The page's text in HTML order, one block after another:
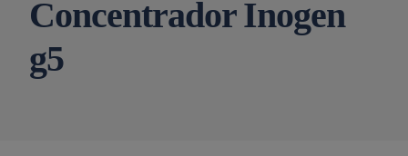
Concentrador Inogen
g5